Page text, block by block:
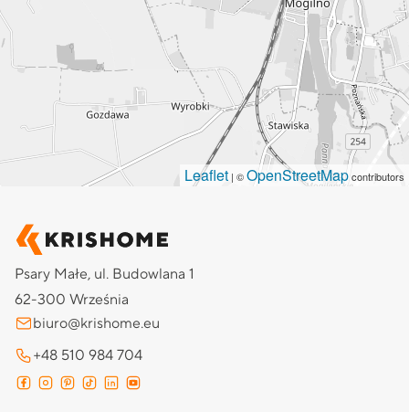
Leaflet | ©OpenStreetMapcontributors
Psary Małe, ul. Budowlana 1
62-300 Września
biuro@krishome.eu
+48 510 984 704